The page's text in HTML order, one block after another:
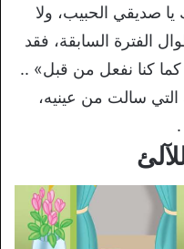
صديقي الحبيب، ولا
الفترة السابقة، فقد
كما كنا نفعل من قبل» ..
سالت من عينيه،